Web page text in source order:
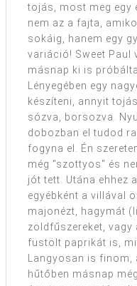
tojás, most meg egy
nem az a fajta,
sokáig, hanem egy
variáció! Sweet Paul
másnap ki is
Lényegében egy
készíteni, annyit
sózva, borsozva.
dobozban el tudod
fogyna el. Én
még "szottyos" és
jót tett. Utána ehhez
egyébként a villával
majonézt, hagymát
zöldfűszereket, vagy
füstölt paprikát is,
Langyosan is
hűtőben másnap